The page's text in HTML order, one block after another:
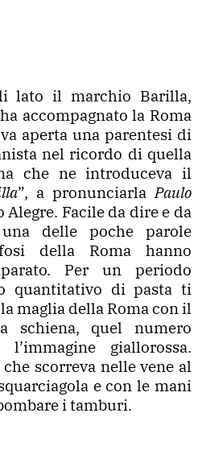
lato il marchio Barilla,
accompagnato la Roma
aperta una parentesi di
nel ricordo di quella
che ne introduceva il
”, a pronunciarla Paulo
Alegre. Facile da dire e da
delle poche parole
della Roma hanno
Per un periodo
quantitativo di pasta ti
maglia della Roma con il
schiena, quel numero
giallorossa.
scorreva nelle vene al
e con le mani
i tamburi.